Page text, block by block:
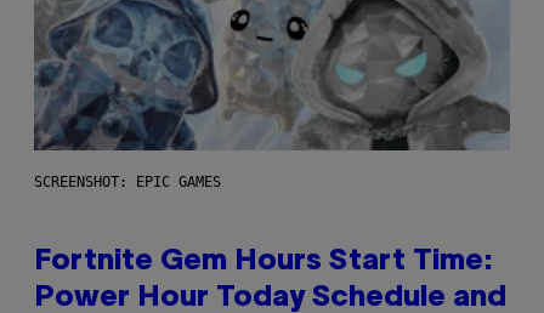
SCREENSHOT: EPIC GAMES
Fortnite Gem Hours Start Time:
Power Hour Today Schedule and